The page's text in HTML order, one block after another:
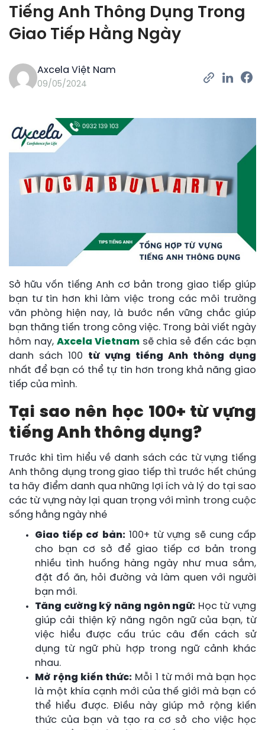
Tiếng Anh Thông Dụng Trong
Giao Tiếp Hằng Ngày
Axcela Việt Nam
09/05/2024
Sở hữu vốn tiếng Anh cơ bản trong giao tiếp giúp
bạn tư tin hơn khi làm việc trong các môi trường
văn phòng hiện nay, là bước nền vững chắc giúp
bạn thăng tiến trong công việc. Trong bài viết ngày
hôm nay, Axcela Vietnamsẽ chia sẻ đến các bạn
danh sách 100 từ vựng tiếng Anh thông dụng
nhất để bạn có thể tự tin hơn trong khả năng giao
tiếp của mình.
Tại sao nên học 100+ từ vựng
tiếng Anh thông dụng?
Trước khi tìm hiểu về danh sách các từ vựng tiếng
Anh thông dụng trong giao tiếp thì trước hết chúng
ta hãy điểm danh qua những lợi ích và lý do tại sao
các từ vựng này lại quan trọng với mình trong cuộc
sống hằng ngày nhé
Giao tiếp cơ bản:100+ từ vựng sẽ cung cấp
cho bạn cơ sở để giao tiếp cơ bản trong
nhiều tình huống hàng ngày như mua sắm,
đặt đồ ăn, hỏi đường và làm quen với người
bạn mới.
Tăng cường kỹ năng ngôn ngữ: Học từ vựng
giúp cải thiện kỹ năng ngôn ngữ của bạn, từ
việc hiểu được cấu trúc câu đến cách sử
dụng từ ngữ phù hợp trong ngữ cảnh khác
nhau.
Mở rộng kiến thức: Mỗi 1 từ mới mà bạn học
là một khía cạnh mới của thế giới mà bạn có
thể hiểu được. Điều này giúp mở rộng kiến
thức của bạn và tạo ra cơ sở cho việc học